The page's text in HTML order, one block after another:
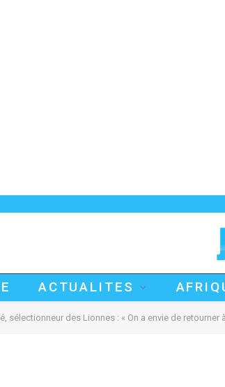
ACTUALITES
sélectionneur des Lionnes : « On a envie de retourner